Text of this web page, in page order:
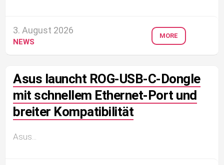
3. August 2026
NEWS
MORE
Asus launcht ROG-USB-C-Dongle
mit schnellem Ethernet-Port und
breiter Kompatibilität
Asus...